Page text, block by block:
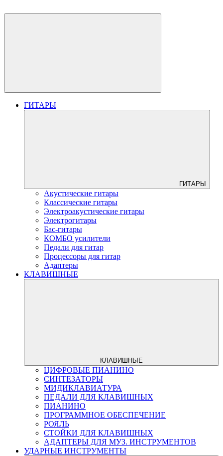
ГИТАРЫ
ГИТАРЫ
Акустические гитары
Классические гитары
Электроакустические гитары
Электрогитары
Бас-гитары
КОМБО усилители
Педали для гитар
Процессоры для гитар
Адаптеры
КЛАВИШНЫЕ
КЛАВИШНЫЕ
ЦИФРОВЫЕ ПИАНИНО
СИНТЕЗАТОРЫ
МИДИКЛАВИАТУРА
ПЕДАЛИ ДЛЯ КЛАВИШНЫХ
ПИАНИНО
ПРОГРАММНОЕ ОБЕСПЕЧЕНИЕ
РОЯЛЬ
СТОЙКИ ДЛЯ КЛАВИШНЫХ
АДАПТЕРЫ ДЛЯ МУЗ. ИНСТРУМЕНТОВ
УДАРНЫЕ ИНСТРУМЕНТЫ